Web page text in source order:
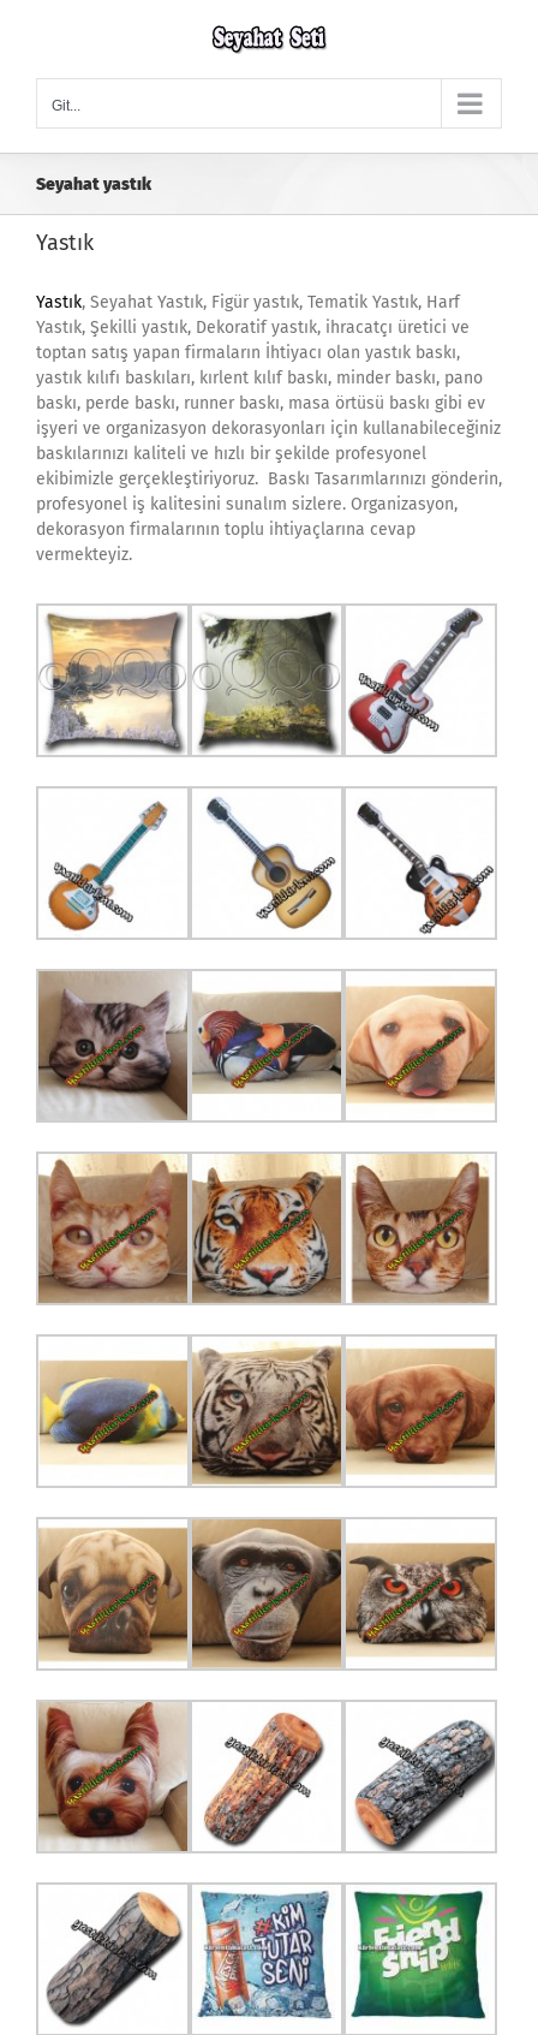
Git...
Seyahat yastık
Yastık
Yastık, Seyahat Yastık, Figür yastık, Tematik Yastık, Harf
Yastık, Şekilli yastık, Dekoratif yastık, ihracatçı üretici ve
toptan satış yapan firmaların İhtiyacı olan yastık baskı,
yastık kılıfı baskıları, kırlent kılıf baskı, minder baskı, pano
baskı, perde baskı, runner baskı, masa örtüsü baskı gibi ev
işyeri ve organizasyon dekorasyonları için kullanabileceğiniz
baskılarınızı kaliteli ve hızlı bir şekilde profesyonel
ekibimizle gerçekleştiriyoruz. Baskı Tasarımlarınızı gönderin,
profesyonel iş kalitesini sunalım sizlere. Organizasyon,
dekorasyon firmalarının toplu ihtiyaçlarına cevap
vermekteyiz.